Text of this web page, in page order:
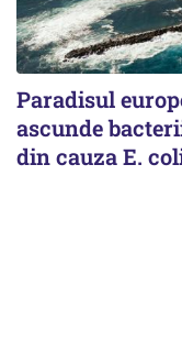
Paradisul
ascunde
din cauza E.